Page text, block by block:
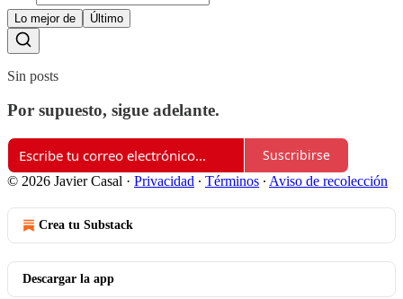
Lo mejor de Último
Sin posts
Por supuesto, sigue adelante.
Suscribirse
© 2026 Javier Casal · Privacidad ∙ Términos ∙ Aviso de recolección
Crea tu Substack
Descargar la app